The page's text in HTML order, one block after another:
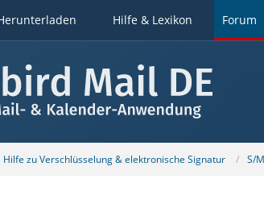
Hilfe & Lexikon Forum
Hilfe zu Verschlüsselung & elektronische Signatur S/